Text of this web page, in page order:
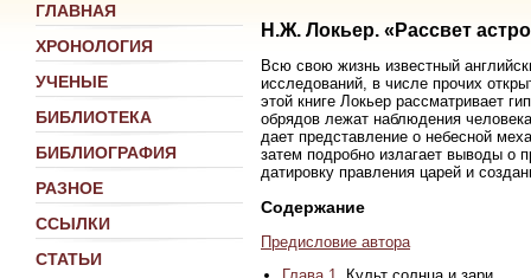
ГЛАВНАЯ
ХРОНОЛОГИЯ
УЧЕНЫЕ
БИБЛИОТЕКА
БИБЛИОГРАФИЯ
РАЗНОЕ
ССЫЛКИ
СТАТЬИ
Н.Ж. Локьер. «Рассвет
Всю свою жизнь известный
исследований, в числе прочих
этой книге Локьер рассматривает
обрядов лежат наблюдения
дает представление о небесной
затем подробно излагает выводы о
датировку правления царей и
Содержание
Предисловие автора